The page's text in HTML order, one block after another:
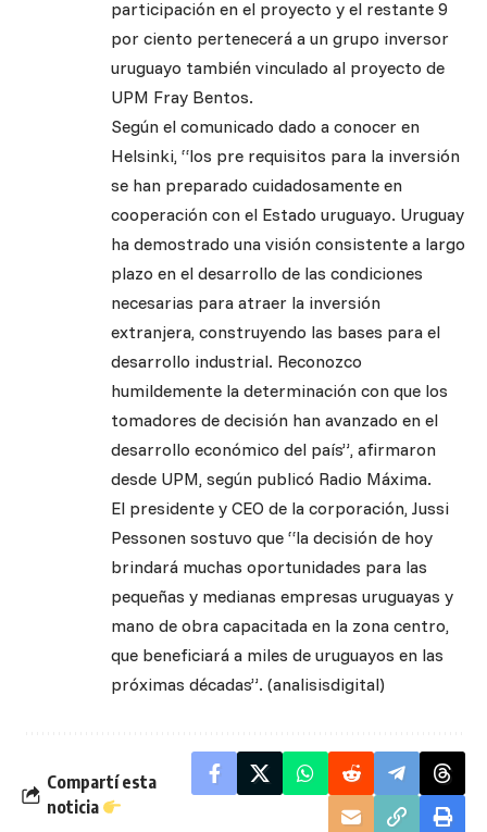
participación en el proyecto y el restante 9
por ciento pertenecerá a un grupo inversor
uruguayo también vinculado al proyecto de
UPM Fray Bentos.
Según el comunicado dado a conocer en
Helsinki, “los pre requisitos para la inversión
se han preparado cuidadosamente en
cooperación con el Estado uruguayo. Uruguay
ha demostrado una visión consistente a largo
plazo en el desarrollo de las condiciones
necesarias para atraer la inversión
extranjera, construyendo las bases para el
desarrollo industrial. Reconozco
humildemente la determinación con que los
tomadores de decisión han avanzado en el
desarrollo económico del país”, afirmaron
desde UPM, según publicó Radio Máxima.
El presidente y CEO de la corporación, Jussi
Pessonen sostuvo que “la decisión de hoy
brindará muchas oportunidades para las
pequeñas y medianas empresas uruguayas y
mano de obra capacitada en la zona centro,
que beneficiará a miles de uruguayos en las
próximas décadas”. (analisisdigital)
Compartí esta
noticia